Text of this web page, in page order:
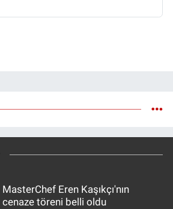
MasterChef Eren Kaşıkçı'nın
cenaze töreni belli oldu